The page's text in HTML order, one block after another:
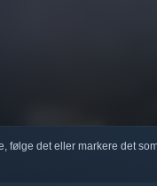
følge det eller markere det